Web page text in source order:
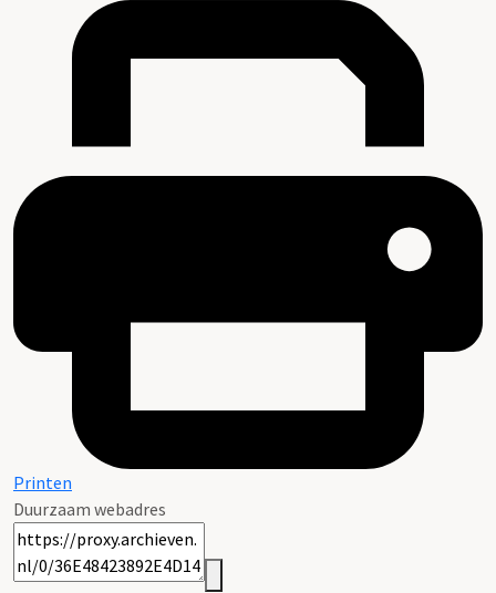
Printen
Duurzaam webadres